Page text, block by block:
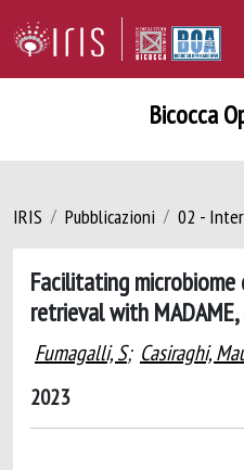
Bicocca
IRIS Pubblicazioni 02 -
Facilitating
retrieval with
Fumagalli, S; Casiraghi,
2023